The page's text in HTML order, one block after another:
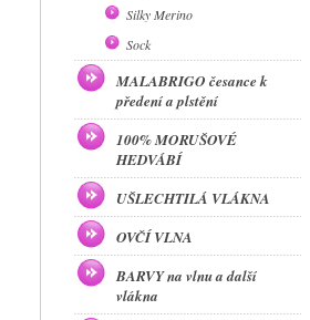
Silky Merino
Sock
MALABRIGO česance k
předení a plstění
100% MORUŠOVÉ
HEDVÁBÍ
UŠLECHTILÁ VLÁKNA
OVČÍ VLNA
BARVY na vlnu a další
vlákna